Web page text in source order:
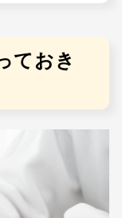
ておき